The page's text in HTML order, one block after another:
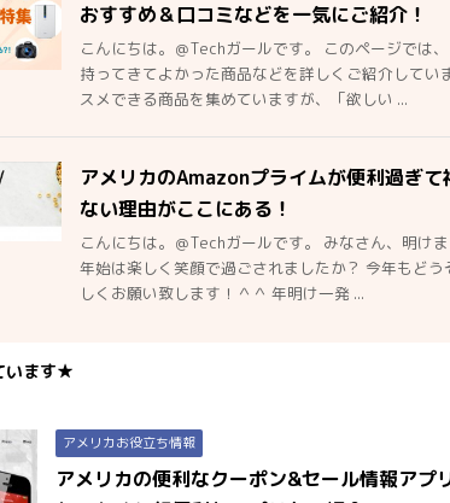
おすすめ＆口コミなどを一気にご紹介！
こんにちは。＠Techガールです。 このページでは
持ってきてよかった商品などを詳しくご紹介してい
スメできる商品を集めていますが、「欲しい ...
アメリカのAmazonプライムが便利過ぎ
ない理由がここにある！
こんにちは。＠Techガールです。 みなさん、明け
年始は楽しく笑顔で過ごされましたか？ 今年もど
しくお願い致します！＾＾ 年明け一発 ...
います★
アメリカお役立ち情報
アメリカの便利なクーポン&セール情報アプ